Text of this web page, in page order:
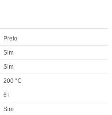
Preto
Sim
Sim
200 °C
6 l
Sim